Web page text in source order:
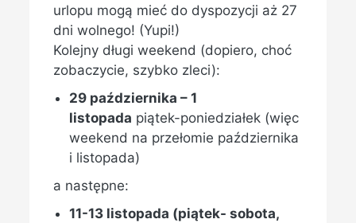
urlopu mogą mieć do dyspozycji aż 27
dni wolnego! (Yupi!)
Kolejny długi weekend (dopiero, choć
zobaczycie, szybko zleci):
29 października – 1
listopada piątek-poniedziałek (więc
weekend na przełomie października
i listopada)
a następne:
11-13 listopada (piątek- sobota,